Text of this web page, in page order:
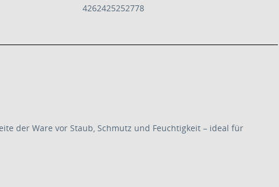
4262425252778
der Ware vor Staub, Schmutz und Feuchtigkeit – ideal für